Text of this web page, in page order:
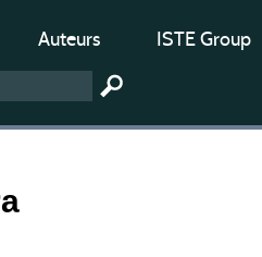
Auteurs ISTE Group